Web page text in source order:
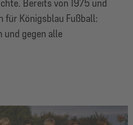
Bereits von 1975 und
für Königsblau Fußball:
gegen alle